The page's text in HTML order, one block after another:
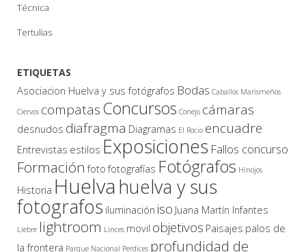
Técnica
Tertulias
ETIQUETAS
Asociacion Huelva y sus fotógrafos Bodas Caballos Marismeños
Ciervos compatasConcursos Conejo cámaras
desnudos diafragma Diagramas El Rocio encuadre
Entrevistas estilos Exposiciones Fallos concurso
Formación foto fotografías Fotógrafos Hinojos
Historia Huelvahuelva y sus
fotografos iluminación iso Juana Martín Infantes
Liebre lightroom Linces movil objetivos Paisajes palos de
la frontera Parque Nacional Perdices profundidad de